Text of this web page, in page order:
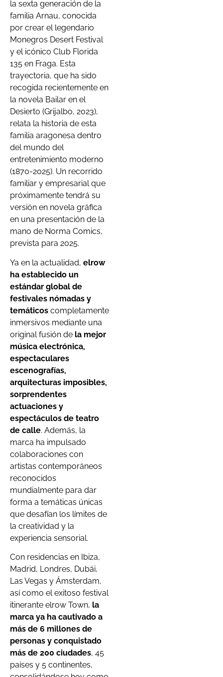
la sexta generación de la
familia Arnau, conocida
por crear el legendario
Monegros Desert Festival
y el icónico Club Florida
135 en Fraga. Esta
trayectoria, que ha sido
recogida recientemente en
la novela Bailar en el
Desierto (Grijalbo, 2023),
relata la historia de esta
familia aragonesa dentro
del mundo del
entretenimiento moderno
(1870-2025). Un recorrido
familiar y empresarial que
próximamente tendrá su
versión en novela gráfica
en una presentación de la
mano de Norma Comics,
prevista para 2025.
Ya en la actualidad, elrow
ha establecido un
estándar global de
festivales nómadas y
temáticos completamente
inmersivos mediante una
original fusión de la mejor
música electrónica,
espectaculares
escenografías,
arquitecturas imposibles,
sorprendentes
actuaciones y
espectáculos de teatro
de calle. Además, la
marca ha impulsado
colaboraciones con
artistas contemporáneos
reconocidos
mundialmente para dar
forma a temáticas únicas
que desafían los límites de
la creatividad y la
experiencia sensorial.
Con residencias en Ibiza,
Madrid, Londres, Dubái,
Las Vegas y Ámsterdam,
así como el exitoso festival
itinerante elrow Town, la
marca ya ha cautivado a
más de 6 millones de
personas y conquistado
más de 200 ciudades, 45
países y 5 continentes,